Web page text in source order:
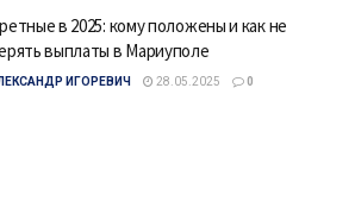
в 2025: кому положены и как не
выплаты в Мариуполе
ИГОРЕВИЧ 28.05.2025 0